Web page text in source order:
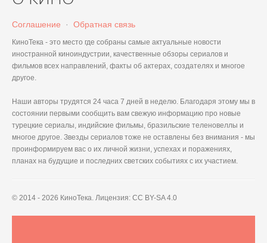
Соглашение · Обратная связь
КиноТека - это место где собраны самые актуальные новости
иностранной киноиндустрии, качественные обзоры сериалов и
фильмов всех направлений, факты об актерах, создателях и многое
другое.
Наши авторы трудятся 24 часа 7 дней в неделю. Благодаря этому мы в
состоянии первыми сообщить вам свежую информацию про новые
турецкие сериалы, индийские фильмы, бразильские теленовеллы и
многое другое. Звезды сериалов тоже не оставлены без внимания - мы
проинформируем вас о их личной жизни, успехах и поражениях,
планах на будущие и последних светских событиях с их участием.
© 2014 - 2026 КиноТека. Лицензия: CC BY-SA 4.0